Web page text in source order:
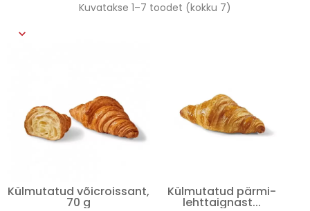
Kuvatakse 1–7 toodet (kokku 7)
Külmutatud võicroissant,
70 g
Külmutatud pärmi-
lehttaignast...